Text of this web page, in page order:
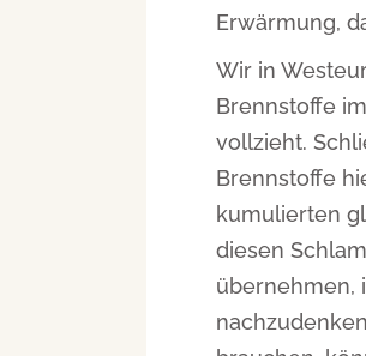
Erwärmung,
Wir in
Brennstoffe
vollzieht.
Brennstoffe
kumulierten
diesen
übernehmen,